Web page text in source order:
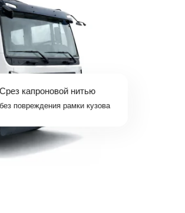
Срез капроновой нитью
без повреждения рамки кузова